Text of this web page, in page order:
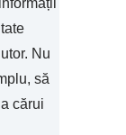
Nu
să
cărui